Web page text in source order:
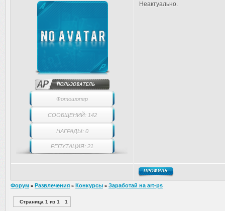
Фотошопер
СООБЩЕНИЙ: 142
НАГРАДЫ: 0
РЕПУТАЦИЯ: 21
Неактуально.
Форум » Развлечения » Конкурсы » Заработай на art-ps
Страница 1 из 1 1